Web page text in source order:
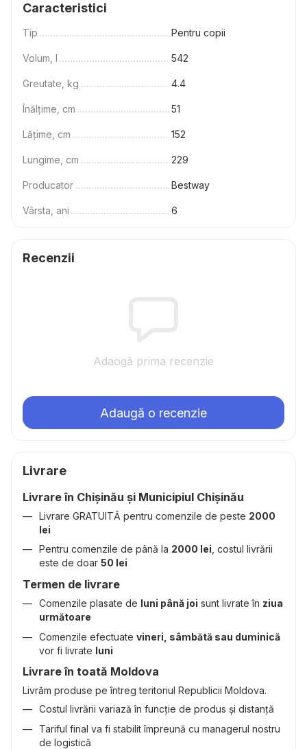
Caracteristici
Tip Pentru copii
Volum, l 542
Greutate, kg 4.4
Înălțime, cm 51
Lățime, cm 152
Lungime, cm 229
Producator Bestway
Vârsta, ani 6
Recenzii
Adaogă prima recenzie
Adaugă o recenzie
Livrare
Livrare în Chișinău și Municipiul Chișinău
Livrare GRATUITĂ pentru comenzile de peste 2000
lei
Pentru comenzile de până la 2000 lei , costul livrării
este de doar 50 lei
Termen de livrare
Comenzile plasate de luni până joi sunt livrate în ziua
următoare
Comenzile efectuate vineri, sâmbătă sau duminică
vor fi livrate luni
Livrare în toată Moldova
Livrăm produse pe întreg teritoriul Republicii Moldova.
Costul livrării variază în funcție de produs și distanță
Tariful final va fi stabilit împreună cu managerul nostru
de logistică